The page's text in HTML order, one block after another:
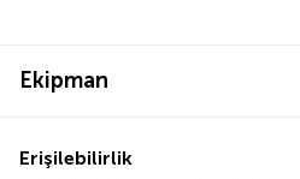
Ekipman
Erişilebilirlik